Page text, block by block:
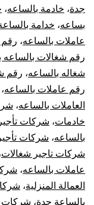
جدة، خادمة بالساعه،
بساعه، خدامة
عاملات بالساعه، رقم
رقم شغالات بالساعه
شغاله بالساعه، رقم
رقم عاملات بالساعه،
العاملات بالساعه،
خادمات، شركات تأجير
بالساعه، شركات
شركات تاجير شغالات
عاملات بالساعه،
العمالة المنزلية،
بالساعة جدة، شركات